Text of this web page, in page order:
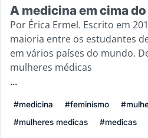
A medicina em cima
Por Érica Ermel. Escrito em
maioria entre os estudantes
em vários países do mundo.
mulheres médicas
...
#medicina #feminismo
#mulheres medicas
#medicas